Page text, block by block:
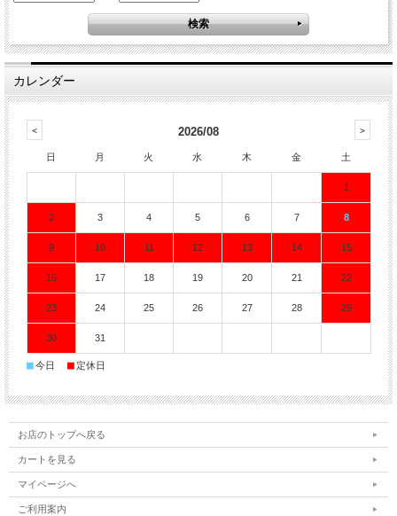
カレンダー
2026/08
日 月 火 水 木 金 土
1
2 3 4 5 6 7 8
9 10 11 12 13 14 15
16 17 18 19 20 21 22
23 24 25 26 27 28 29
30 31
■今日 ■ 定休日
お店のトップへ戻る
カートを見る
マイページへ
ご利用案内